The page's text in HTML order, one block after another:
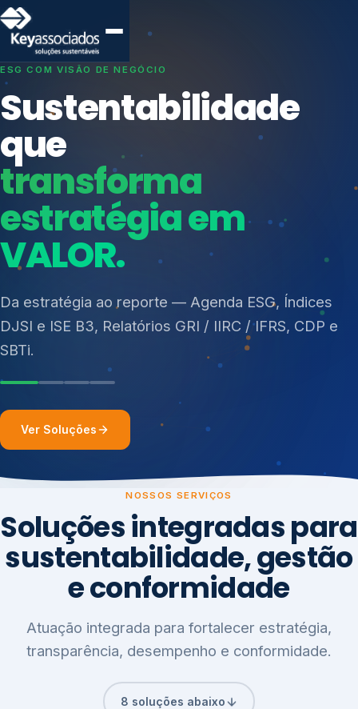
SISTEMAS DE GESTÃO OTIMIZADOS E INTEGRADOS
Conformidade que
protege seu
negócio.
Consultoria, auditoria e treinamentos em ISO 27001,
ISO 27701, ISO 42001, ISO 37001, ISO 9001, ISO
14001, ISO 45001, ONA e PNQ — Gestão de
resíduos sólidos (PGRS/PMGRS).
Índices de Mercado
Mudanças Climáticas
Reputação e Cadeia
Reporte Regulatório
Ver Soluções
NOSSOS SERVIÇOS
Soluções integradas para
sustentabilidade, gestão
e conformidade
Atuação integrada para fortalecer estratégia,
transparência, desempenho e conformidade.
8 soluções abaixo